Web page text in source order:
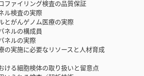
イリング検査の品質保証
検査の実際
がんゲノム医療の実際
ルの構成員
ルの実際
施に必要なリソースと人材育成
る細胞検体の取り扱いと留意点